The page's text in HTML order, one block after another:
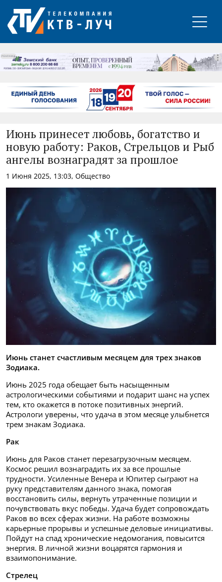
РЕКЛАМА
Июнь принесет любовь, богатство и
новую работу: Раков, Стрельцов и Рыб
ангелы вознаградят за прошлое
1 Июня 2025, 13:03, Общество
Июнь станет счастливым месяцем для трех знаков
Зодиака.
Июнь 2025 года обещает быть насыщенным
астрологическими событиями и подарит шанс на успех
тем, кто окажется в потоке позитивных энергий.
Астрологи уверены, что удача в этом месяце улыбнется
трем знакам Зодиака.
Рак
Июнь для Раков станет перезагрузочным месяцем.
Космос решил вознаградить их за все прошлые
трудности. Усиленные Венера и Юпитер сыграют на
руку представителям данного знака, помогая
восстановить силы, вернуть утраченные позиции и
почувствовать вкус победы. Удача будет сопровождать
Раков во всех сферах жизни. На работе возможны
карьерные прорывы и успешные деловые инициативы.
Пойдут на спад хронические недомогания, повысится
энергия. В личной жизни воцарятся гармония и
взаимопонимание.
Стрелец